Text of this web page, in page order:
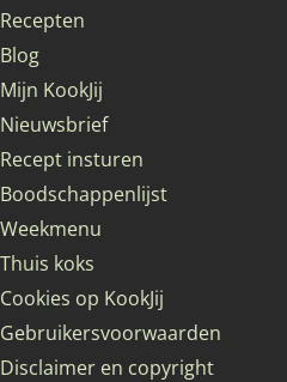
Recepten
Blog
Mijn KookJij
Nieuwsbrief
Recept insturen
Boodschappenlijst
Weekmenu
Thuis koks
Cookies op KookJij
Gebruikersvoorwaarden
Disclaimer en copyright